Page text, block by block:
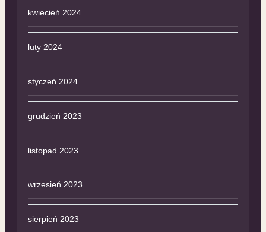
kwiecień 2024
luty 2024
styczeń 2024
grudzień 2023
listopad 2023
wrzesień 2023
sierpień 2023